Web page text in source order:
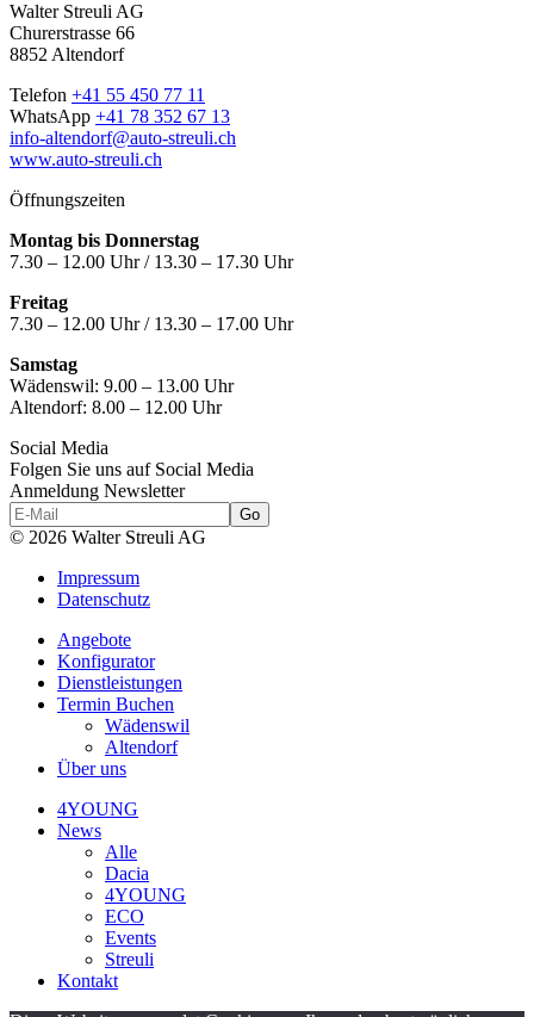
Walter Streuli AG
Churerstrasse 66
8852 Altendorf
Telefon +41 55 450 77 11
WhatsApp +41 78 352 67 13
info-altendorf@auto-streuli.ch
www.auto-streuli.ch
Öffnungszeiten
Montag bis Donnerstag
7.30 – 12.00 Uhr / 13.30 – 17.30 Uhr
Freitag
7.30 – 12.00 Uhr / 13.30 – 17.00 Uhr
Samstag
Wädenswil: 9.00 – 13.00 Uhr
Altendorf: 8.00 – 12.00 Uhr
Social Media
Folgen Sie uns auf Social Media
Anmeldung Newsletter
© 2026 Walter Streuli AG
Impressum
Datenschutz
Angebote
Konfigurator
Dienstleistungen
Termin Buchen
Wädenswil
Altendorf
Über uns
4YOUNG
News
Alle
Dacia
4YOUNG
ECO
Events
Streuli
Kontakt